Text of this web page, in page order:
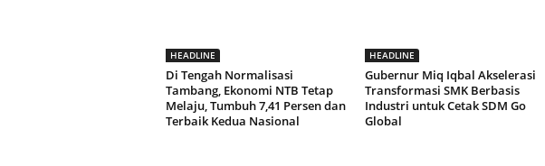
HEADLINE
Di Tengah Normalisasi
Tambang, Ekonomi NTB Tetap
Melaju, Tumbuh 7,41 Persen dan
Terbaik Kedua Nasional
HEADLINE
Gubernur Miq Iqbal Akselerasi
Transformasi SMK Berbasis
Industri untuk Cetak SDM Go
Global